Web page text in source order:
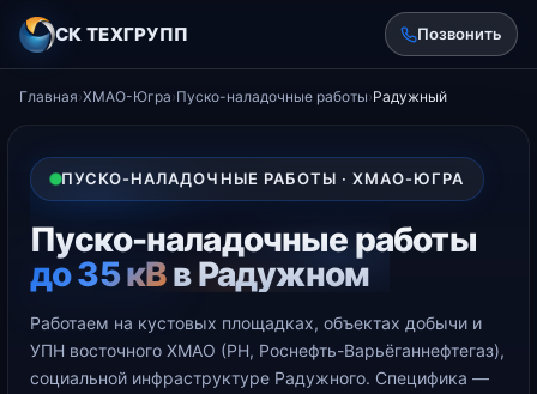
СК ТЕХГРУПП Позвонить
Главная›ХМАО-Югра›Пуско-наладочные работы›Радужный
ПУСКО-НАЛАДОЧНЫЕ РАБОТЫ · ХМАО-ЮГРА
Пуско-наладочные работы
до 35 кВв Радужном
Работаем на кустовых площадках, объектах добычи и
УПН восточного ХМАО (РН, Роснефть-Варьёганнефтегаз),
социальной инфраструктуре Радужного. Специфика —